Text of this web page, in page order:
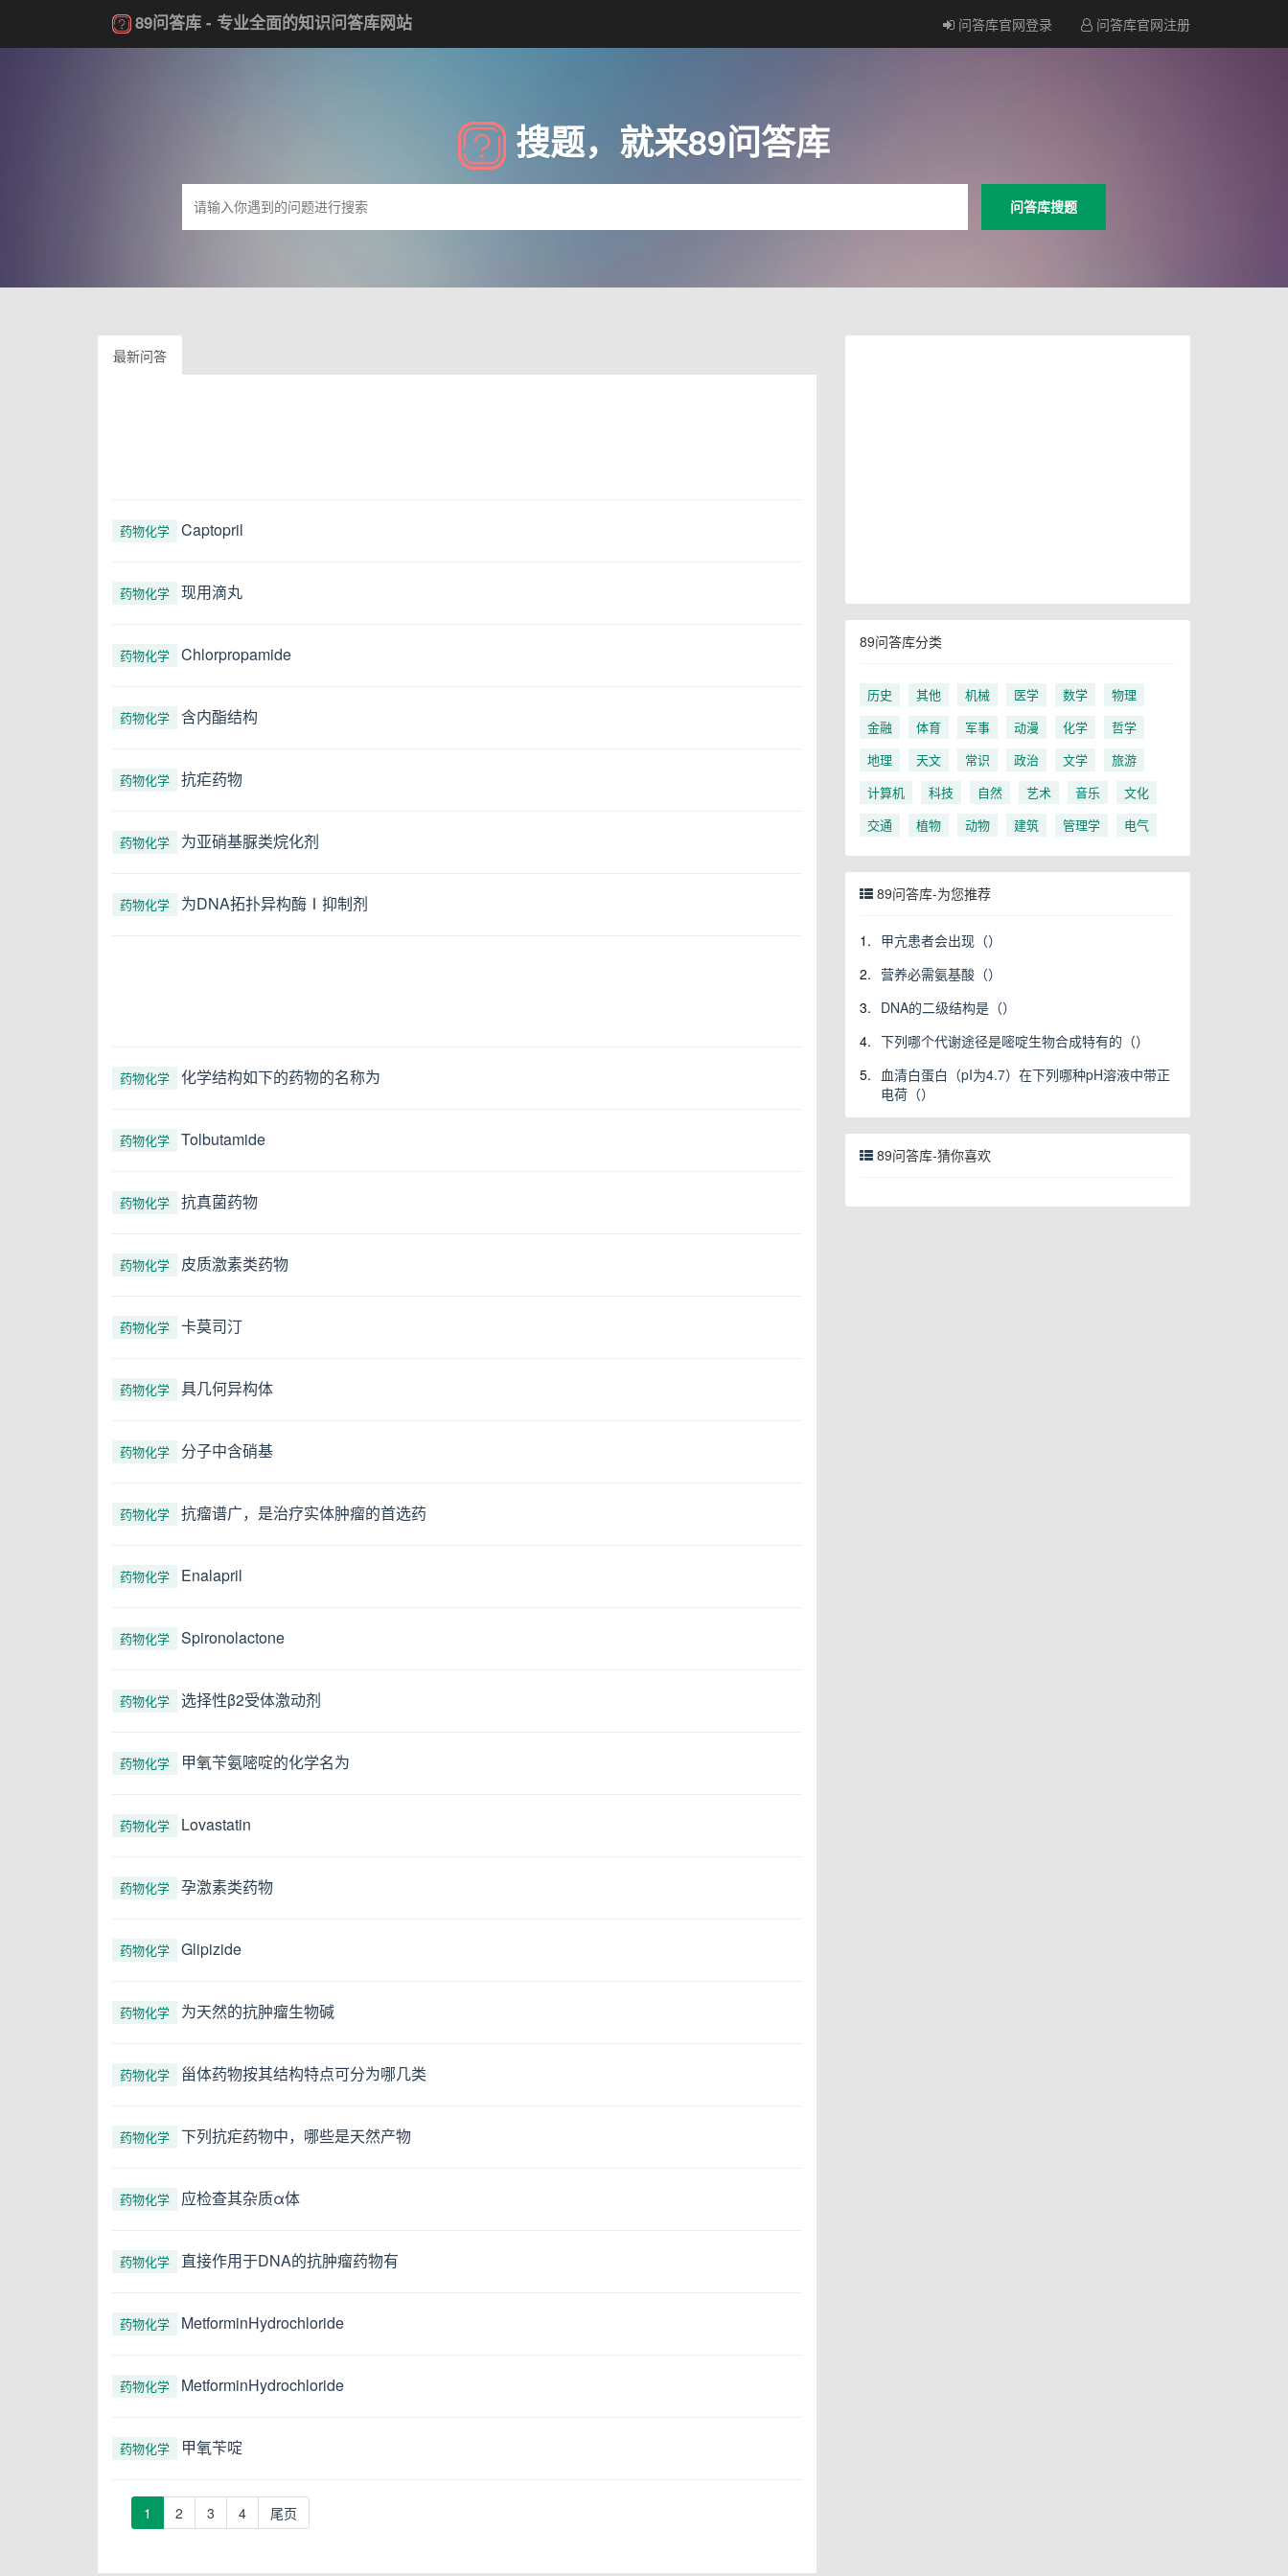
89问答库 - 专业全面的知识问答库网站 问答库官网登录 问答库官网注册
搜题，就来89问答库
问答库搜题
最新问答
药物化学 Captopril
药物化学 现用滴丸
药物化学 Chlorpropamide
药物化学 含内酯结构
药物化学 抗疟药物
药物化学 为亚硝基脲类烷化剂
药物化学 为DNA拓扑异构酶Ⅰ抑制剂
药物化学 化学结构如下的药物的名称为
药物化学 Tolbutamide
药物化学 抗真菌药物
药物化学 皮质激素类药物
药物化学 卡莫司汀
药物化学 具几何异构体
药物化学 分子中含硝基
药物化学 抗瘤谱广，是治疗实体肿瘤的首选药
药物化学 Enalapril
药物化学 Spironolactone
药物化学 选择性β2受体激动剂
药物化学 甲氧苄氨嘧啶的化学名为
药物化学 Lovastatin
药物化学 孕激素类药物
药物化学 Glipizide
药物化学 为天然的抗肿瘤生物碱
药物化学 甾体药物按其结构特点可分为哪几类
药物化学 下列抗疟药物中，哪些是天然产物
药物化学 应检查其杂质α体
药物化学 直接作用于DNA的抗肿瘤药物有
药物化学 MetforminHydrochloride
药物化学 MetforminHydrochloride
药物化学 甲氧苄啶
1 (current)
2 3 4 尾页
89问答库分类
历史 其他 机械 医学 数学
物理
金融
体育 军事 动漫 化学
哲学
地理
天文 常识 政治 文学
旅游
计算机
科技 自然 艺术 音乐
文化
交通
植物 动物 建筑 管理学 电气
89问答库-为您推荐
1. 甲亢患者会出现（）
2. 营养必需氨基酸（）
3. DNA的二级结构是（）
4. 下列哪个代谢途径是嘧啶生物合成特有的（）
5.
血清白蛋白（pI为4.7）在下列哪种pH溶液中带正
电荷（）
89问答库-猜你喜欢